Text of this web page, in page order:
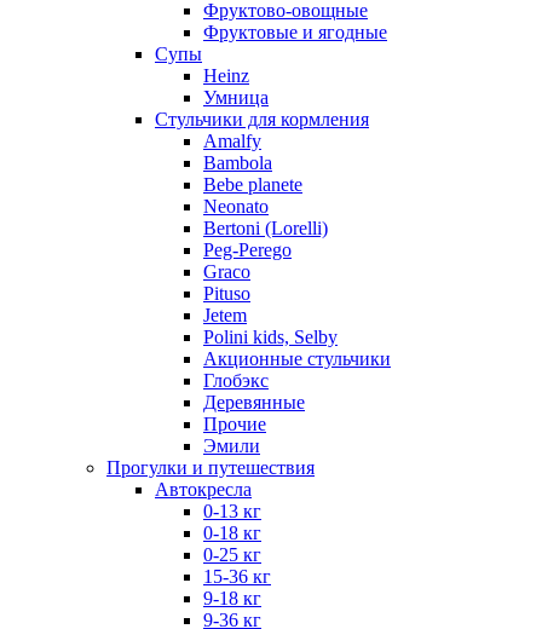
Фруктово-овощные
Фруктовые и ягодные
Супы
Heinz
Умница
Стульчики для кормления
Amalfy
Bambola
Bebe planete
Neonato
Bertoni (Lorelli)
Peg-Perego
Graco
Pituso
Jetem
Polini kids, Selby
Акционные стульчики
Глобэкс
Деревянные
Прочие
Эмили
Прогулки и путешествия
Автокресла
0-13 кг
0-18 кг
0-25 кг
15-36 кг
9-18 кг
9-36 кг